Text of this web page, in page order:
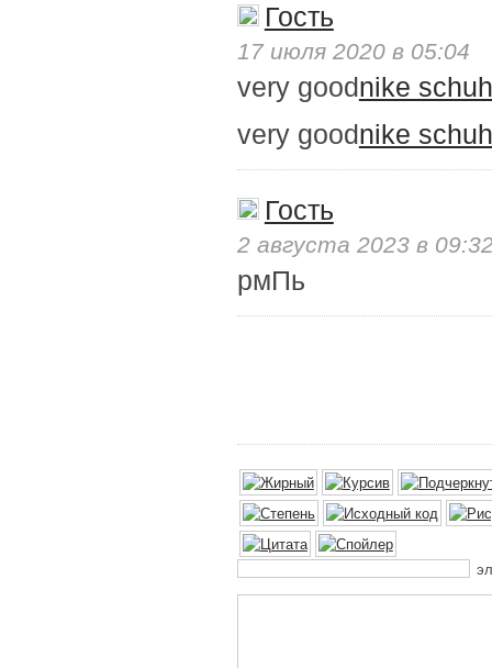
Гость
17 июля 2020 в 05:04
very goodnike
very goodnike
Гость
2 августа 2023 в
рмПь